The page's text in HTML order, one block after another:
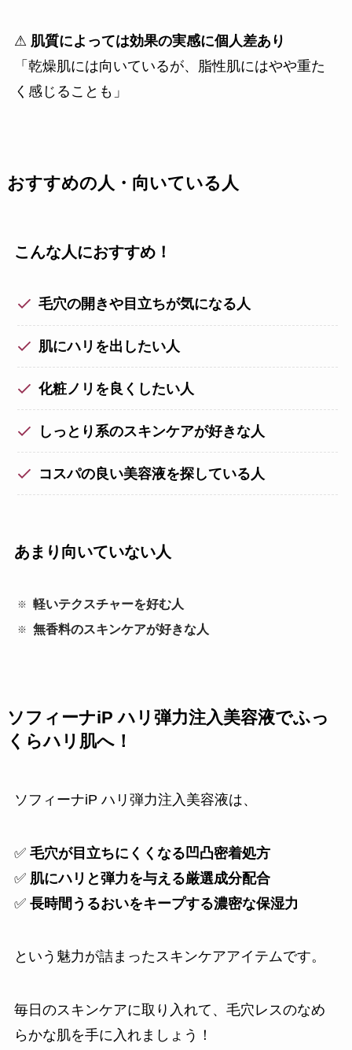
⚠ 肌質によっては効果の実感に個人差あり
「乾燥肌には向いているが、脂性肌にはやや重た
く感じることも」
おすすめの人・向いている人
こんな人におすすめ！
毛穴の開きや目立ちが気になる人
肌にハリを出したい人
化粧ノリを良くしたい人
しっとり系のスキンケアが好きな人
コスパの良い美容液を探している人
あまり向いていない人
軽いテクスチャーを好む人
無香料のスキンケアが好きな人
ソフィーナiP ハリ弾力注入美容液でふっ
くらハリ肌へ！
ソフィーナiP ハリ弾力注入美容液は、
✅ 毛穴が目立ちにくくなる凹凸密着処方
✅ 肌にハリと弾力を与える厳選成分配合
✅ 長時間うるおいをキープする濃密な保湿力
という魅力が詰まったスキンケアアイテムです。
毎日のスキンケアに取り入れて、毛穴レスのなめ
らかな肌を手に入れましょう！